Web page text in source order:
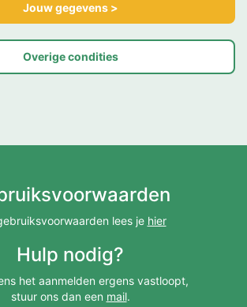
Jouw gegevens >
Overige condities
lees je hier
Hulp nodig?
het aanmelden ergens vastloopt,
stuur ons dan een mail.